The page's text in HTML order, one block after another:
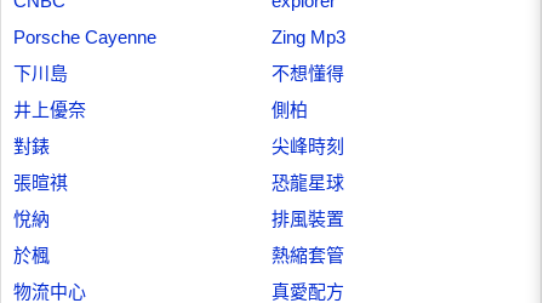
Porsche Cayenne
Zing Mp3
下川島
不想懂得
井上優奈
側柏
對錶
尖峰時刻
張暄祺
恐龍星球
悅納
排風裝置
於楓
熱縮套管
物流中心
真愛配方